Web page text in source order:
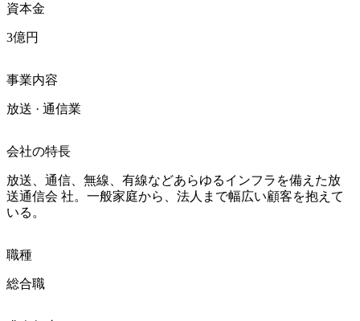
資本金
3億円
事業内容
放送 · 通信業
会社の特長
放送、通信、無線、有線などあらゆるインフラを備えた放
送通信会 社。一般家庭から、法人まで幅広い顧客を抱えて
いる。
職種
総合職